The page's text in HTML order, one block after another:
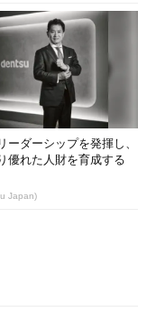
ーダーシップを発揮し、
優れた人財を育成する
Japan)